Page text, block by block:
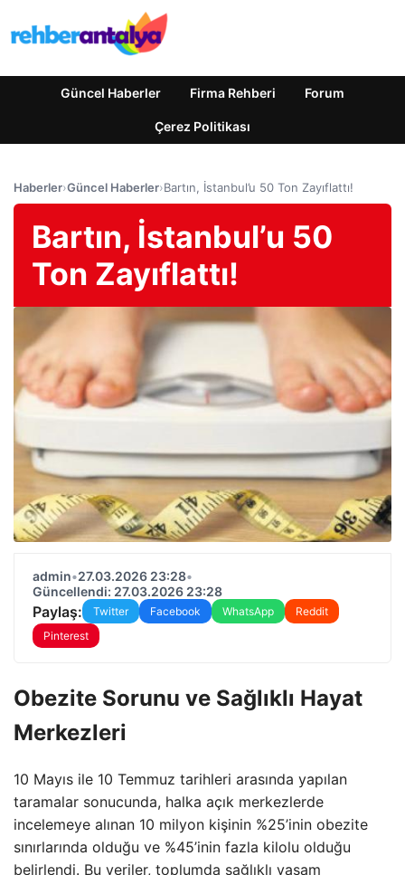
Güncel Haberler Firma Rehberi Forum
Çerez Politikası
Haberler›Güncel Haberler›Bartın, İstanbul’u 50 Ton Zayıflattı!
Bartın, İstanbul’u 50
Ton Zayıflattı!
admin•27.03.2026 23:28•
Güncellendi: 27.03.2026 23:28
Paylaş: Twitter Facebook WhatsApp
Reddit
Pinterest
Obezite Sorunu ve Sağlıklı Hayat
Merkezleri
10 Mayıs ile 10 Temmuz tarihleri arasında yapılan
taramalar sonucunda, halka açık merkezlerde
incelemeye alınan 10 milyon kişinin %25’inin obezite
sınırlarında olduğu ve %45’inin fazla kilolu olduğu
belirlendi. Bu veriler, toplumda sağlıklı yaşam